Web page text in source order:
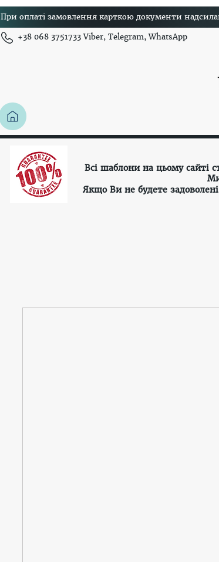
При оплаті замовлення карткою документи
+38 068 3751733 Viber, Telegram, WhatsApp
Всі шаблони на цьому сайті
Якщо Ви не будете